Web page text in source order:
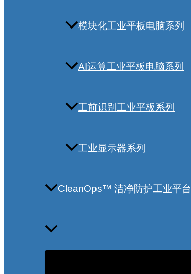
模块化工业平板电脑系列
AI运算工业平板电脑系列
工前识别工业平板系列
工业显示器系列
CleanOps™ 洁净防护工业平台